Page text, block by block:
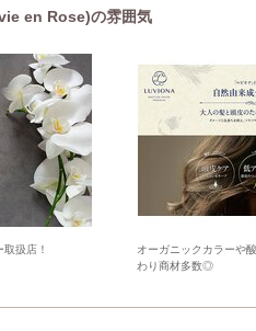
en Rose)の雰囲気
扱店！
オーガニックカラーや
わり商材多数◎